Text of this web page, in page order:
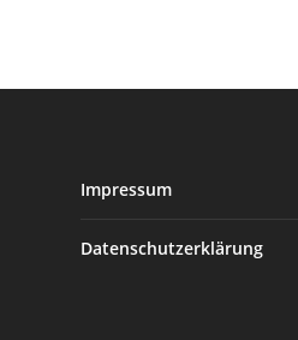
Impressum
Datenschutzerklärung